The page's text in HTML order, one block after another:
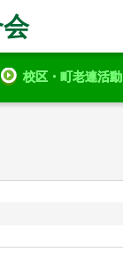
校区・町老連活動